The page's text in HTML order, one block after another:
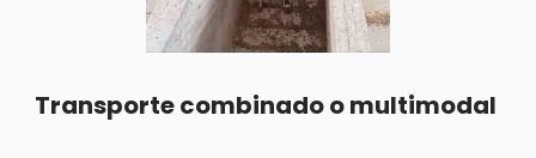
Transporte combinado o multimodal